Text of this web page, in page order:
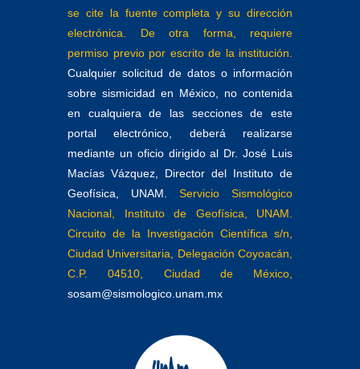
se cite la fuente completa y su dirección
electrónica. De otra forma, requiere
permiso previo por escrito de la institución.
Cualquier solicitud de datos o información
sobre sismicidad en México, no contenida
en cualquiera de las secciones de este
portal electrónico, deberá realizarse
mediante un oficio dirigido al Dr. José Luis
Macías Vázquez, Director del Instituto de
Geofísica, UNAM.
Servicio Sismológico
Nacional, Instituto de Geofísica, UNAM.
Circuito de la Investigación Científica s/n,
Ciudad Universitaria, Delegación Coyoacán,
C.P. 04510, Ciudad de México,
sosam@sismologico.unam.mx